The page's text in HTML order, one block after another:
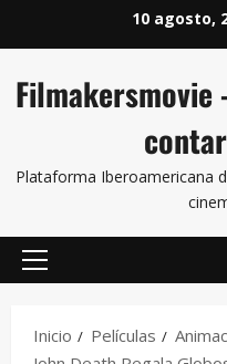
10 agosto,
Filmakersmovie
Plataforma Iberoamericana
Inicio Películas